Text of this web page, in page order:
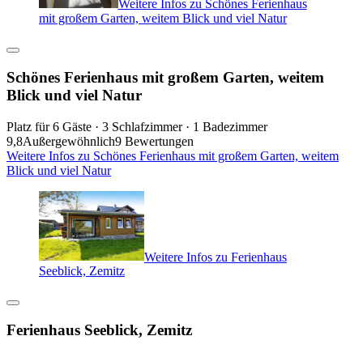
Weitere Infos zu Schönes Ferienhaus
mit großem Garten, weitem Blick und viel Natur
Schönes Ferienhaus mit großem Garten, weitem
Blick und viel Natur
Platz für 6 Gäste · 3 Schlafzimmer · 1 Badezimmer
9,8Außergewöhnlich9 Bewertungen
Weitere Infos zu Schönes Ferienhaus mit großem Garten, weitem
Blick und viel Natur
Weitere Infos zu Ferienhaus
Seeblick, Zemitz
Ferienhaus Seeblick, Zemitz